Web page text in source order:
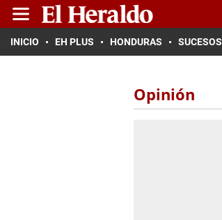
INICIO EH PLUS HONDURAS SUCESOS
Opinión